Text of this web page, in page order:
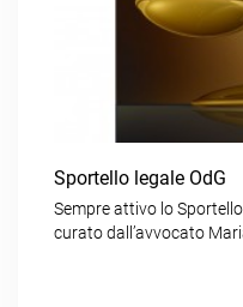
Sportello legale OdG
Sempre attivo lo
curato dall’avvocato